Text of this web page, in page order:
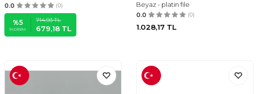
0.0 (0)
%5
İNDIRIM
714,93TL
679,18 TL
Beyaz - platin file
0.0 (0)
1.028,17 TL